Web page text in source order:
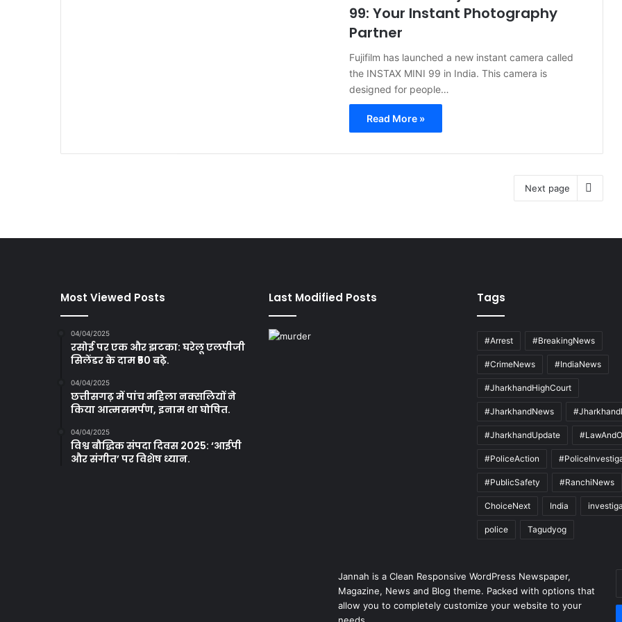
99: Your Instant Photography
Partner
Fujifilm has launched a new instant camera called
the INSTAX MINI 99 in India. This camera is
designed for people…
Read More »
Next page
Most Viewed Posts
04/04/2025
रसोई पर एक और झटका: घरेलू एलपीजी
सिलेंडर के दाम ₹50 बढ़े.
04/04/2025
छत्तीसगढ़ में पांच महिला नक्सलियों ने
किया आत्मसमर्पण, इनाम था घोषित.
04/04/2025
विश्व बौद्धिक संपदा दिवस 2025: ‘आईपी
और संगीत’ पर विशेष ध्यान.
Last Modified Posts Tags
#Arrest #BreakingNews
#CrimeNews #IndiaNews
#JharkhandHighCourt
#JharkhandNews
#JharkhandUpdate
#PoliceAction
#PublicSafety #RanchiNews
ChoiceNext India
police Tagudyog
Jannah is a Clean Responsive WordPress Newspaper,
Magazine, News and Blog theme. Packed with options that
allow you to completely customize your website to your
needs.